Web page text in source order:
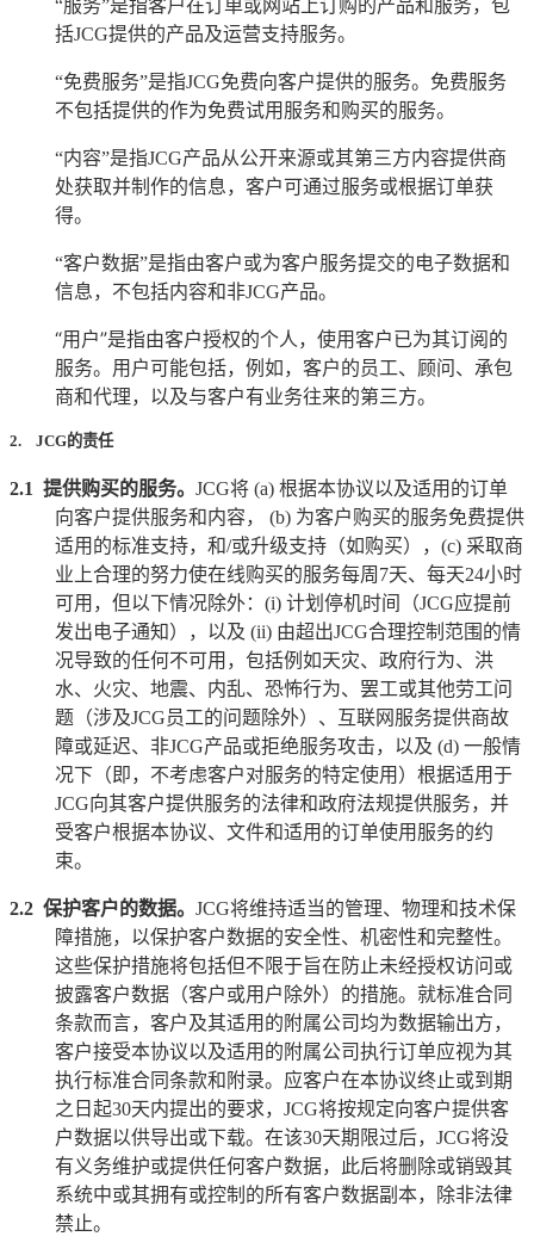
“服务”是指客户在订单或网站上订购的产品和服务，包
括JCG提供的产品及运营支持服务。
“免费服务”是指JCG免费向客户提供的服务。免费服务
不包括提供的作为免费试用服务和购买的服务。
“内容”是指JCG产品从公开来源或其第三方内容提供商
处获取并制作的信息，客户可通过服务或根据订单获
得。
“客户数据”是指由客户或为客户服务提交的电子数据和
信息，不包括内容和非JCG产品。
“用户”是指由客户授权的个人，使用客户已为其订阅的
服务。用户可能包括，例如，客户的员工、顾问、承包
商和代理，以及与客户有业务往来的第三方。
2. JCG的责任
2.1 提供购买的服务。 JCG将 (a) 根据本协议以及适用的订单
向客户提供服务和内容， (b) 为客户购买的服务免费提供
适用的标准支持，和/或升级支持（如购买）， (c) 采取商
业上合理的努力使在线购买的服务每周 7天、每天24小时
可用，但以下情况除外： (i) 计划停机时间（JCG应提前
发出电子通知），以及 (ii) 由超出JCG合理控制范围的情
况导致的任何不可用，包括例如天灾、政府行为、洪
水、火灾、地震、内乱、恐怖行为、罢工或其他劳工问
题（涉及JCG员工的问题除外）、互联网服务提供商故
障或延迟、非JCG产品或拒绝服务攻击，以及 (d) 一般情
况下（即，不考虑客户对服务的特定使用）根据适用于
JCG向其客户提供服务的法律和政府法规提供服务，并
受客户根据本协议、文件和适用的订单使用服务的约
束。
2.2 保护客户的数据。 JCG将维持适当的管理、物理和技术保
障措施，以保护客户数据的安全性、机密性和完整性。
这些保护措施将包括但不限于旨在防止未经授权访问或
披露客户数据（客户或用户除外）的措施。就标准合同
条款而言，客户及其适用的附属公司均为数据输出方，
客户接受本协议以及适用的附属公司执行订单应视为其
执行标准合同条款和附录。应客户在本协议终止或到期
之日起30天内提出的要求， JCG将按规定向客户提供客
户数据以供导出或下载。在该30天期限过后， JCG将没
有义务维护或提供任何客户数据，此后将删除或销毁其
系统中或其拥有或控制的所有客户数据副本，除非法律
禁止。